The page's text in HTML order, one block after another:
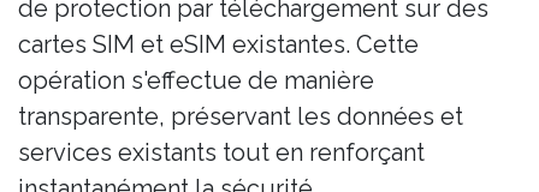
de protection par téléchargement sur des
cartes SIM et eSIM existantes. Cette
opération s'effectue de manière
transparente, préservant les données et
services existants tout en renforçant